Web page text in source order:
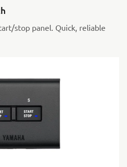
stop panel. Quick, reliable